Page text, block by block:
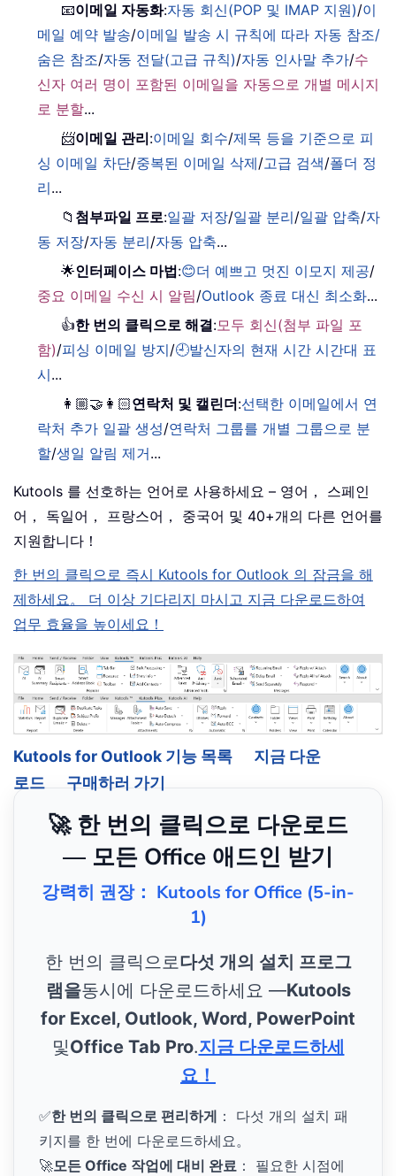
📧이메일 자동화:자동 회신(POP 및 IMAP 지원)/이
메일 예약 발송/이메일 발송 시 규칙에 따라 자동 참조/
숨은 참조/자동 전달(고급 규칙)/자동 인사말 추가/수
신자 여러 명이 포함된 이메일을 자동으로 개별 메시지
로 분할...
📨이메일 관리:이메일 회수/제목 등을 기준으로 피
싱 이메일 차단/중복된 이메일 삭제/고급 검색/폴더 정
리...
📁 첨부파일 프로:일괄 저장/일괄 분리/일괄 압축/자
동 저장/자동 분리/자동 압축...
🌟인터페이스 마법:😊더 예쁘고 멋진 이모지 제공/
중요 이메일 수신 시 알림/Outlook 종료 대신 최소화...
👍한 번의 클릭으로 해결:모두 회신(첨부 파일 포
함)/피싱 이메일 방지/🕘발신자의 현재 시간 시간대 표
시...
👩🏼‍🤝‍👩🏻연락처 및 캘린더:선택한 이메일에서 연
락처 추가 일괄 생성/연락처 그룹를 개별 그룹으로 분
할/생일 알림 제거...
Kutools 를 선호하는 언어로 사용하세요 – 영어， 스페인
어， 독일어， 프랑스어， 중국어 및 40+개의 다른 언어를
지원합니다！
한 번의 클릭으로 즉시 Kutools for Outlook 의 잠금을 해
제하세요。 더 이상 기다리지 마시고 지금 다운로드하여
업무 효율을 높이세요！
Kutools for Outlook 기능 목록
지금 다운
로드
구매하러 가기
🚀 한 번의 클릭으로 다운로드
— 모든 Office 애드인 받기
강력히 권장： Kutools for Office (5-in-
1)
한 번의 클릭으로다섯 개의 설치 프로그
램을동시에 다운로드하세요 —Kutools
for Excel, Outlook, Word, PowerPoint
및Office Tab Pro.지금 다운로드하세
요！
✅한 번의 클릭으로 편리하게 ： 다섯 개의 설치 패
키지를 한 번에 다운로드하세요。
🚀모든 Office 작업에 대비 완료 ： 필요한 시점에